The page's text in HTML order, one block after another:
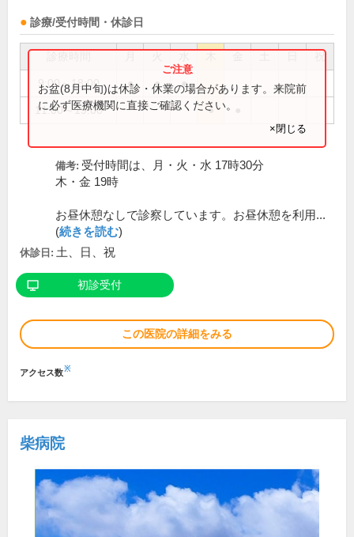
診療/受付時間・休診日
祝
9:00～18:00 ● ● ●
11:00～19:00 ●
お盆(8月中旬)は休診・休業の場合があります。来院前
に必ず医療機関に直接ご確認ください。
×閉じる
備考: 受付時間は、月・火・水 17時30分
木・金 19時
お昼休憩なしで診察しています。お昼休憩を利用...
(続きを読む)
休診日: 土、日、祝
初診受付
この医院の詳細をみる
アクセス数※
柴病院